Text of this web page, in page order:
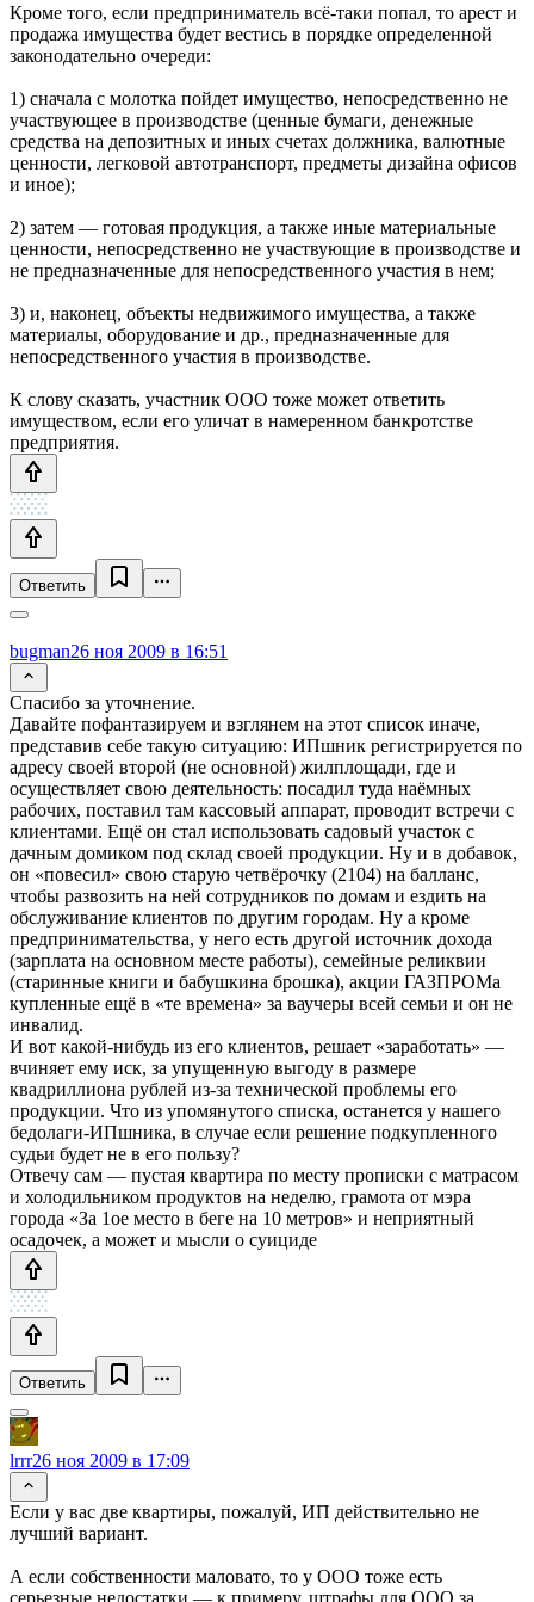
Кроме того, если предприниматель всё-таки попал, то арест и
продажа имущества будет вестись в порядке определенной
законодательно очереди:
1) сначала с молотка пойдет имущество, непосредственно не
участвующее в производстве (ценные бумаги, денежные
средства на депозитных и иных счетах должника, валютные
ценности, легковой автотранспорт, предметы дизайна офисов
и иное);
2) затем — готовая продукция, а также иные материальные
ценности, непосредственно не участвующие в производстве и
не предназначенные для непосредственного участия в нем;
3) и, наконец, объекты недвижимого имущества, а также
материалы, оборудование и др., предназначенные для
непосредственного участия в производстве.
К слову сказать, участник ООО тоже может ответить
имуществом, если его уличат в намеренном банкротстве
предприятия.
Ответить
bugman26 ноя 2009 в 16:51
Спасибо за уточнение.
Давайте пофантазируем и взглянем на этот список иначе,
представив себе такую ситуацию: ИПшник регистрируется по
адресу своей второй (не основной) жилплощади, где и
осуществляет свою деятельность: посадил туда наёмных
рабочих, поставил там кассовый аппарат, проводит встречи с
клиентами. Ещё он стал использовать садовый участок с
дачным домиком под склад своей продукции. Ну и в добавок,
он «повесил» свою старую четвёрочку (2104) на балланс,
чтобы развозить на ней сотрудников по домам и ездить на
обслуживание клиентов по другим городам. Ну а кроме
предпринимательства, у него есть другой источник дохода
(зарплата на основном месте работы), семейные реликвии
(старинные книги и бабушкина брошка), акции ГАЗПРОМа
купленные ещё в «те времена» за ваучеры всей семьи и он не
инвалид.
И вот какой-нибудь из его клиентов, решает «заработать» —
вчиняет ему иск, за упущенную выгоду в размере
квадриллиона рублей из-за технической проблемы его
продукции. Что из упомянутого списка, останется у нашего
бедолаги-ИПшника, в случае если решение подкупленного
судьи будет не в его пользу?
Отвечу сам — пустая квартира по месту прописки с матрасом
и холодильником продуктов на неделю, грамота от мэра
города «За 1ое место в беге на 10 метров» и неприятный
осадочек, а может и мысли о суициде
Ответить
lrrr26 ноя 2009 в 17:09
Если у вас две квартиры, пожалуй, ИП действительно не
лучший вариант.
А если собственности маловато, то у ООО тоже есть
серьезные недостатки — к примеру, штрафы для ООО за